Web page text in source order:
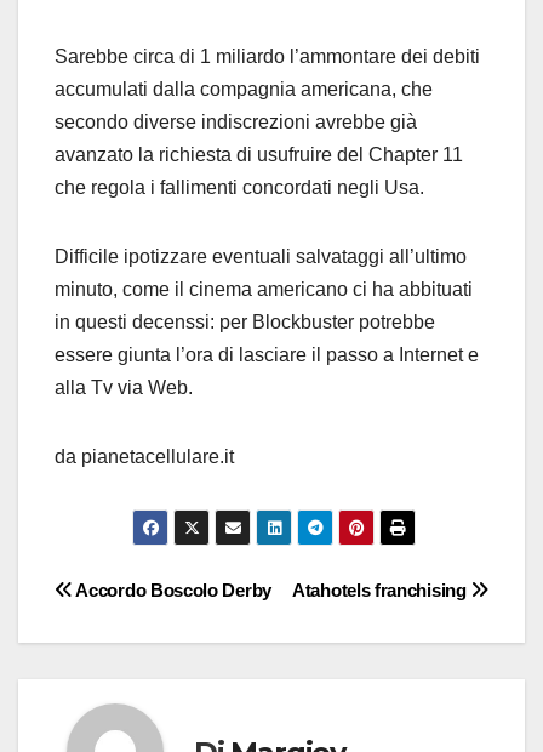
Sarebbe circa di 1 miliardo l’ammontare dei debiti
accumulati dalla compagnia americana, che
secondo diverse indiscrezioni avrebbe già
avanzato la richiesta di usufruire del Chapter 11
che regola i fallimenti concordati negli Usa.
Difficile ipotizzare eventuali salvataggi all’ultimo
minuto, come il cinema americano ci ha abbituati
in questi decenssi: per Blockbuster potrebbe
essere giunta l’ora di lasciare il passo a Internet e
alla Tv via Web.
da pianetacellulare.it
Navigazione
articoli
Atahotels franchising
Accordo Boscolo Derby